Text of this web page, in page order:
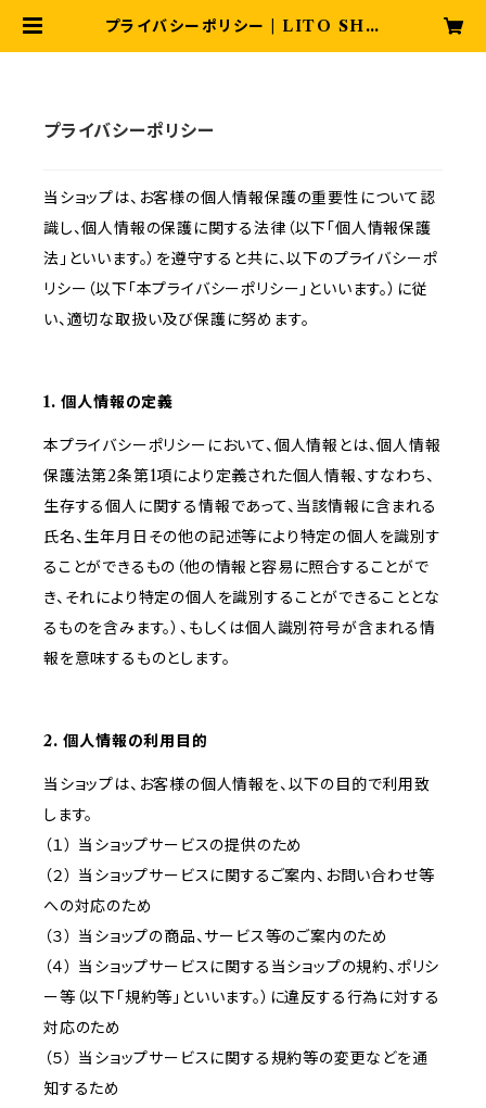
プライバシーポリシー | LITO SHO
プライバシーポリシー
当ショップは、お客様の個人情報保護の重要性について認
識し、個人情報の保護に関する法律（以下「個人情報保護
法」といいます。）を遵守すると共に、以下のプライバシーポ
リシー（以下「本プライバシーポリシー」といいます。）に従
い、適切な取扱い及び保護に努めます。
1. 個人情報の定義
本プライバシーポリシーにおいて、個人情報とは、個人情報
保護法第2条第1項により定義された個人情報、すなわち、
生存する個人に関する情報であって、当該情報に含まれる
氏名、生年月日その他の記述等により特定の個人を識別す
ることができるもの（他の情報と容易に照合することがで
き、それにより特定の個人を識別することができることとな
るものを含みます。）、もしくは個人識別符号が含まれる情
報を意味するものとします。
2. 個人情報の利用目的
当ショップは、お客様の個人情報を、以下の目的で利用致
します。
（１） 当ショップサービスの提供のため
（２） 当ショップサービスに関するご案内、お問い合わせ等
への対応のため
（３） 当ショップの商品、サービス等のご案内のため
（４） 当ショップサービスに関する当ショップの規約、ポリシ
ー等（以下「規約等」といいます。）に違反する行為に対する
対応のため
（５） 当ショップサービスに関する規約等の変更などを通
知するため